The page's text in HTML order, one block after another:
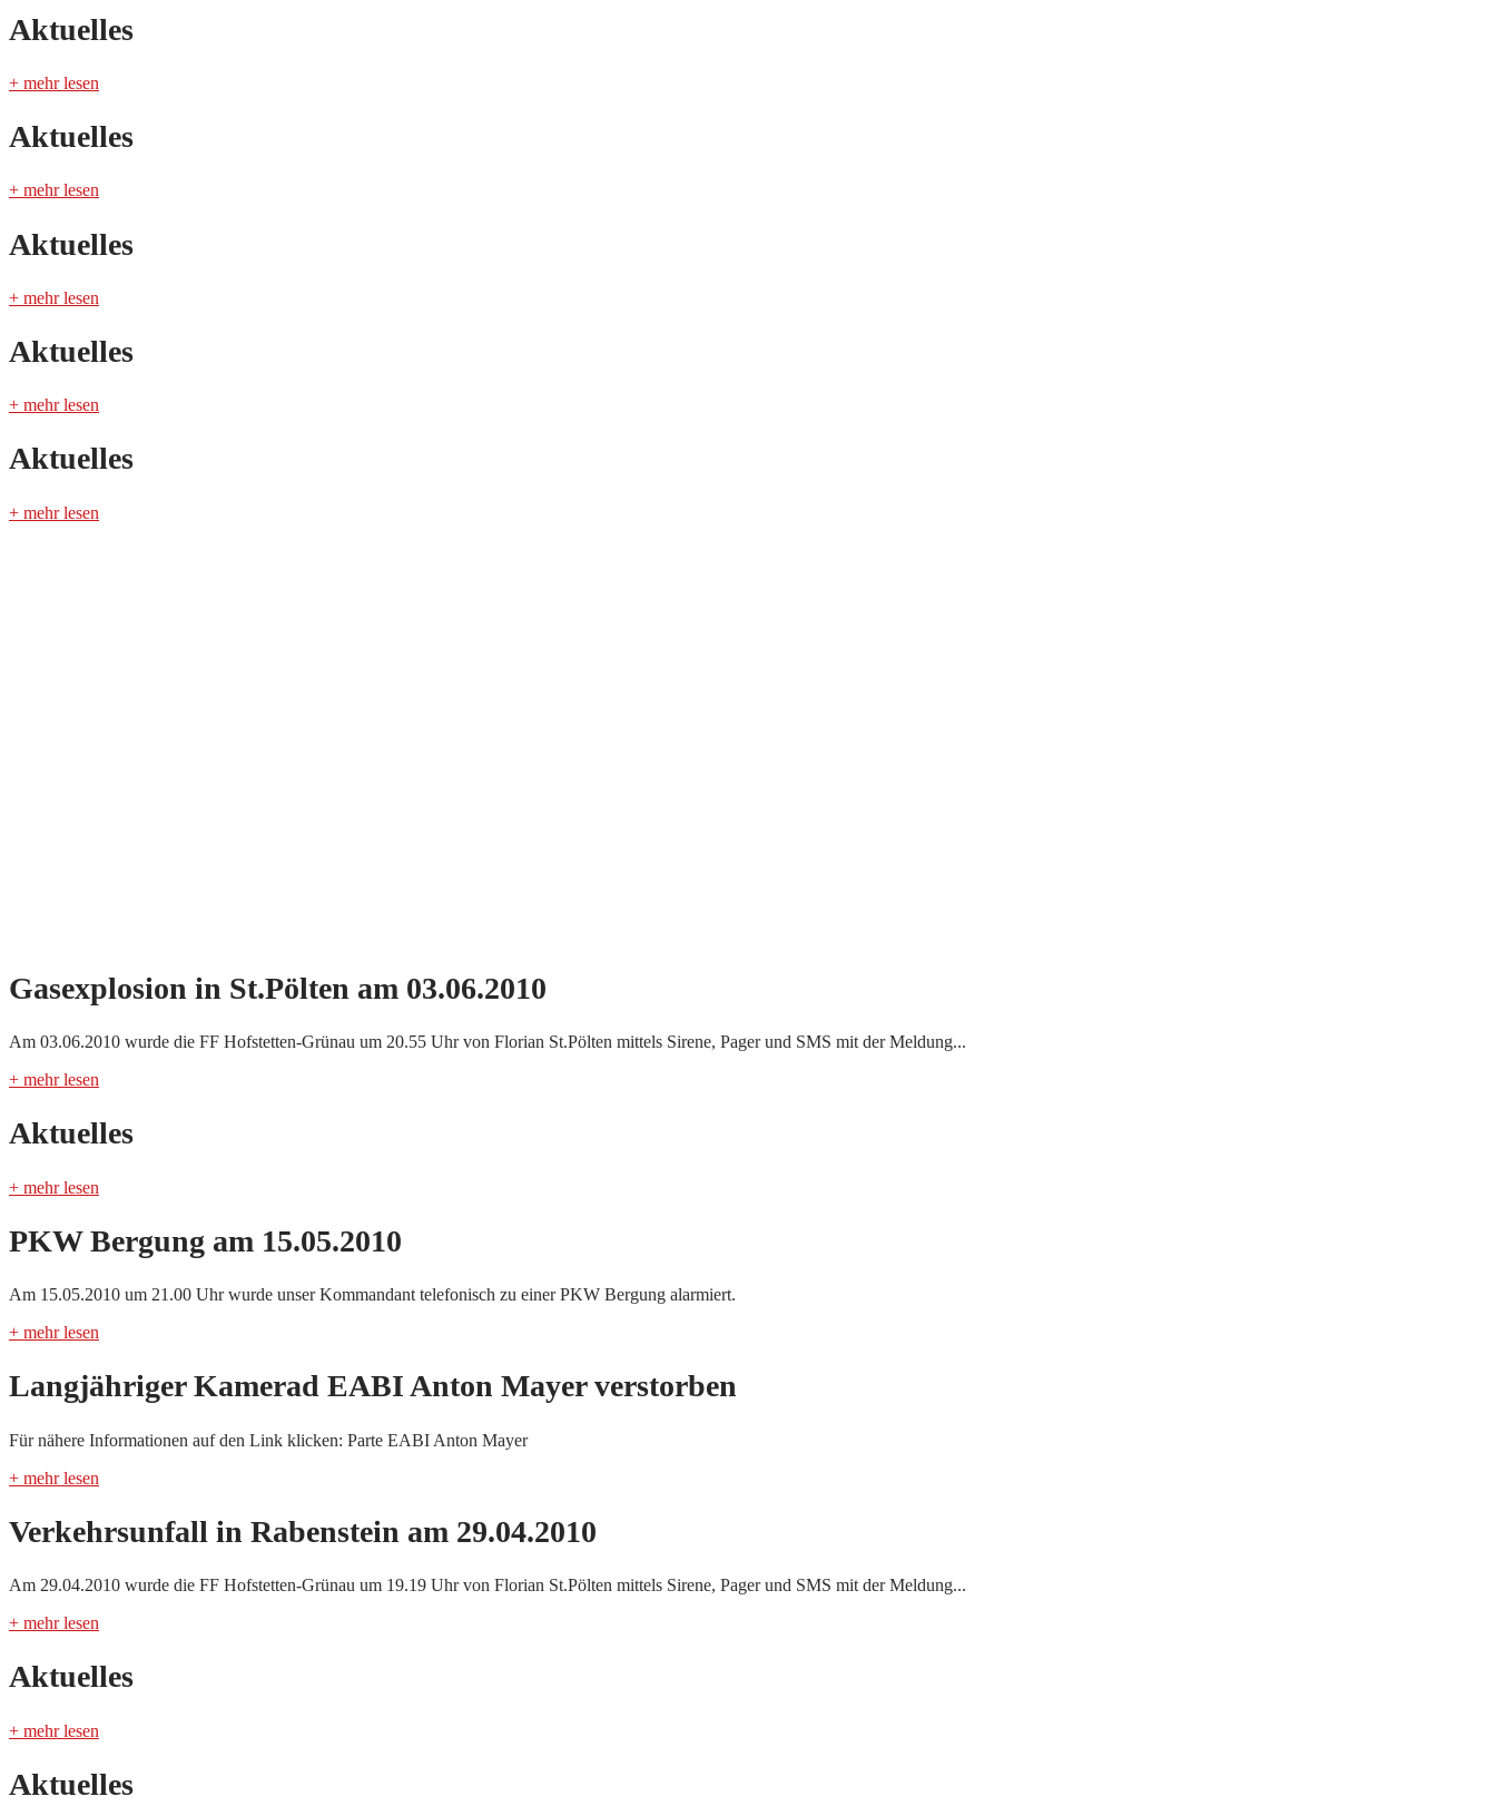
Aktuelles
+ mehr lesen
Aktuelles
+ mehr lesen
Aktuelles
+ mehr lesen
Aktuelles
+ mehr lesen
Aktuelles
+ mehr lesen
Gasexplosion in St.Pölten am 03.06.2010
Am 03.06.2010 wurde die FF Hofstetten-Grünau um 20.55 Uhr von Florian St.Pölten mittels Sirene, Pager und SMS mit der Meldung...
+ mehr lesen
Aktuelles
+ mehr lesen
PKW Bergung am 15.05.2010
Am 15.05.2010 um 21.00 Uhr wurde unser Kommandant telefonisch zu einer PKW Bergung alarmiert.
+ mehr lesen
Langjähriger Kamerad EABI Anton Mayer verstorben
Für nähere Informationen auf den Link klicken: Parte EABI Anton Mayer
+ mehr lesen
Verkehrsunfall in Rabenstein am 29.04.2010
Am 29.04.2010 wurde die FF Hofstetten-Grünau um 19.19 Uhr von Florian St.Pölten mittels Sirene, Pager und SMS mit der Meldung...
+ mehr lesen
Aktuelles
+ mehr lesen
Aktuelles